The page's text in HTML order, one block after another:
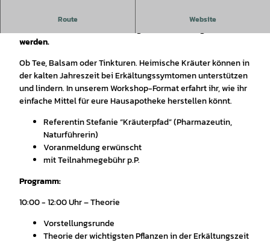
Route Website
Heimische Kräuter, Tee und Salbe: Der Workshop zeigt, wie
werden.
Ob Tee, Balsam oder Tinkturen. Heimische Kräuter können in
der kalten Jahreszeit bei Erkältungssymtomen unterstützen
und lindern. In unserem Workshop-Format erfahrt ihr, wie ihr
einfache Mittel für eure Hausapotheke herstellen könnt.
Referentin Stefanie “Kräuterpfad” (Pharmazeutin,
Naturführerin)
Voranmeldung erwünscht
mit Teilnahmegebühr p.P.
Programm:
10:00 - 12:00 Uhr – Theorie
Vorstellungsrunde
Theorie der wichtigsten Pflanzen in der Erkältungszeit